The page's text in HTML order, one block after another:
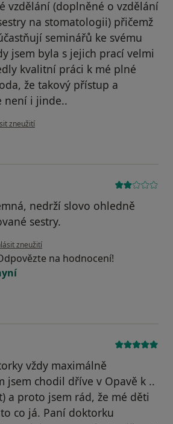
vzdělání (doplněné o vzdělání
na stomatologii) přičemž
seminářů ke svému
jsem byla s jejich prací velmi
kvalitní práci k mé plné
že takový přístup a
není i jinde..
uživatele Pacient
zneužití
nedrží slovo ohledně
sestry.
názoru uživatele Pacient
zneužití
na hodnocení!
vždy maximálně
jsem chodil dříve v Opavě k ..
a proto jsem rád, že mé děti
co já. Paní doktorku